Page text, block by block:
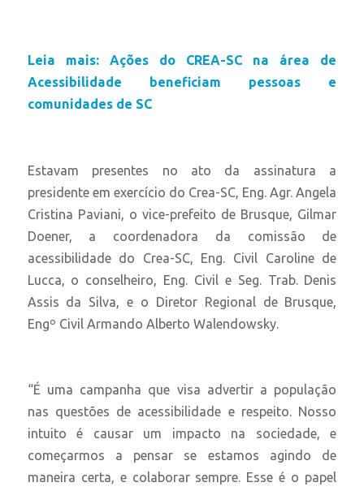
Leia mais: Ações do CREA-SC na área de
Acessibilidade beneficiam pessoas e
comunidades de SC
Estavam presentes no ato da assinatura a
presidente em exercício do Crea-SC, Eng. Agr. Angela
Cristina Paviani, o vice-prefeito de Brusque, Gilmar
Doener, a coordenadora da comissão de
acessibilidade do Crea-SC, Eng. Civil Caroline de
Lucca, o conselheiro, Eng. Civil e Seg. Trab. Denis
Assis da Silva, e o Diretor Regional de Brusque,
Engº Civil Armando Alberto Walendowsky.
“É uma campanha que visa advertir a população
nas questões de acessibilidade e respeito. Nosso
intuito é causar um impacto na sociedade, e
começarmos a pensar se estamos agindo de
maneira certa, e colaborar sempre. Esse é o papel